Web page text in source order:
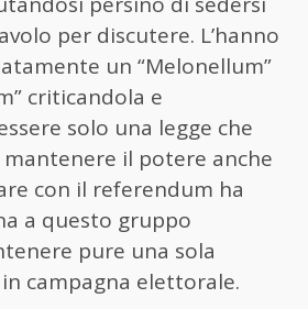
per discutere. L’hanno
un “Melonellum”
criticandola e
solo una legge che
il potere anche
con il referendum ha
a questo gruppo
pure una sola
campagna elettorale.